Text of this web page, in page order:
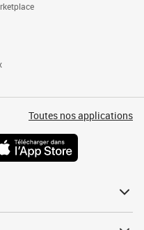
Toutes nos applications